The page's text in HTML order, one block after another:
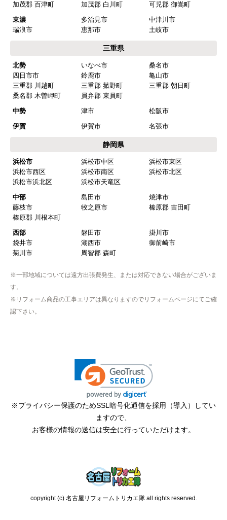
加茂郡 百津町
加茂郡 白川町
可児郡 御嵩町
東濃
多治見市
中津川市
瑞浪市
恵那市 土岐市
三重県
北勢 いなべ市
桑名市
四日市市
鈴鹿市
亀山市
三重郡 川越町
三重郡 菰野町
三重郡 朝日町
桑名郡 木曽岬町
員弁郡 東員町
中勢
津市
松阪市
伊賀
伊賀市 名張市
静岡県
浜松市 浜松市中区
浜松市東区
浜松市西区
浜松市南区
浜松市北区
浜松市浜北区
浜松市天竜区
中部
島田市
焼津市
藤枝市
牧之原市
榛原郡 吉田町
榛原郡 川根本町
西部
磐田市
掛川市
袋井市
湖西市
御前崎市
菊川市
周智郡 森町
※一部地域については遠方出張費発生、または対応できない場合がございま
す。
※リフォーム商品の工事エリアは異なりますのでリフォームページにてご確
認下さい。
※プライバシー保護のためSSL暗号化通信を採用（導入）してい
ますので、
お客様の情報の送信は安全に行っていただけます。
copyright (c) 名古屋リフォームトリカエ隊 all rights reserved.